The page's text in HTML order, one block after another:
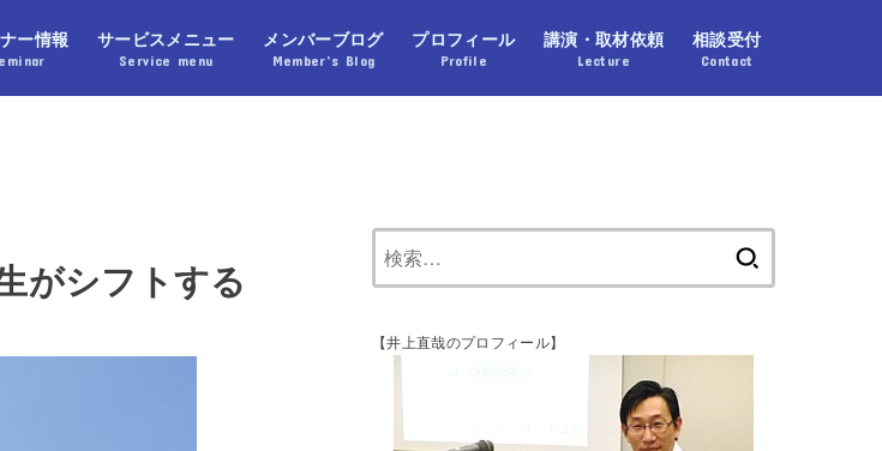
ー情報 サービスメニュー
Service menu
メンバーブログ
Member’s Blog
プロフィール
Profile
講演・取材依頼
Lecture
相談受付
Contact
がシフトする
【井上直哉のプロフィール】